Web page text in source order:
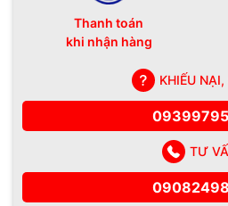
Thanh toán
khi nhận hàng
KHIẾU NẠI,
TƯ